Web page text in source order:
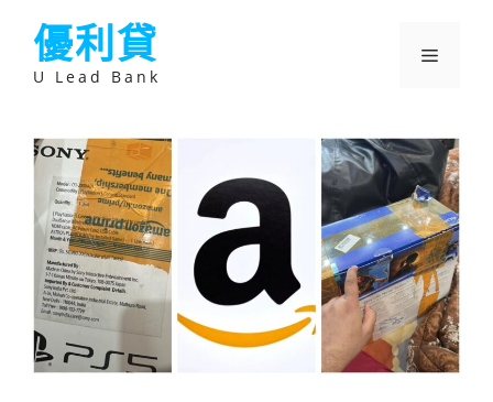
優利貸
U Lead Bank
選